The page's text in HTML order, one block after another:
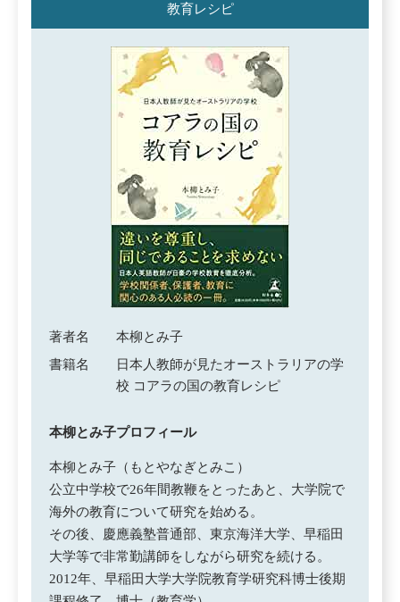
教育レシピ
著者名
本柳とみ子
書籍名
日本人教師が見たオーストラリアの学
校 コアラの国の教育レシピ
本柳とみ子プロフィール
本柳とみ子（もとやなぎとみこ）
公立中学校で26年間教鞭をとったあと、大学院で
海外の教育について研究を始める。
その後、慶應義塾普通部、東京海洋大学、早稲田
大学等で非常勤講師をしながら研究を続ける。
2012年、早稲田大学大学院教育学研究科博士後期